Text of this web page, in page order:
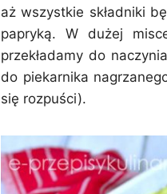
aż wszystkie składniki
papryką. W dużej
przekładamy do
do piekarnika
się rozpuści).